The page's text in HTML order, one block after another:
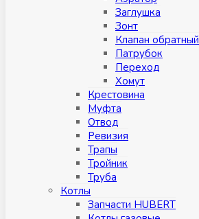
Заглушкa
Зонт
Клапан обратный
Патрубок
Переход
Хомут
Крестовина
Муфтa
Отвод
Ревизия
Трапы
Тройник
Труба
Котлы
Запчасти HUBERT